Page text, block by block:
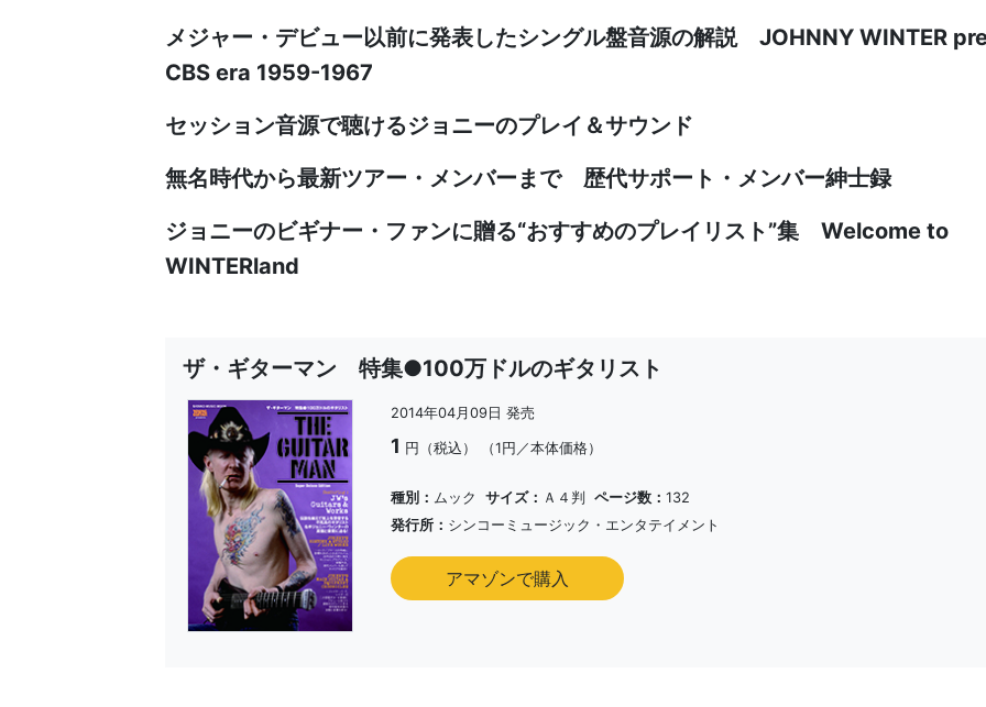
メジャー・デビュー以前に発表したシングル盤音源の解説 JOHNNY WINTER
CBS era 1959-1967
セッション音源で聴けるジョニーのプレイ＆サウンド
無名時代から最新ツアー・メンバーまで 歴代サポート・メンバー紳士録
ジョニーのビギナー・ファンに贈る“おすすめのプレイリスト”集 Welcome to
WINTERland
ザ・ギターマン 特集●100万ドルのギタリスト
2014年04月09日 発売
1 円（税込） （1円／本体価格）
種別：ムック サイズ： Ａ４判 ページ数：132
発行所： シンコーミュージック・エンタテイメント
アマゾンで購入